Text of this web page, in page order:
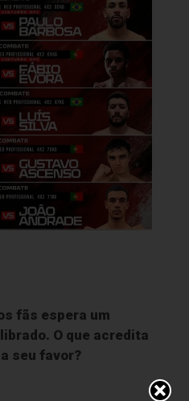
fãs espera um
O que acredita
seu favor?